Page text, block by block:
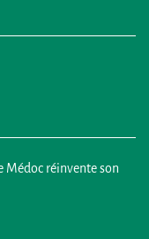
Médoc réinvente son